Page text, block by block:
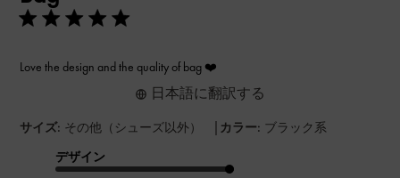
Love the design and the quality of bag ❤️
サイズ: その他（シューズ以外） | カラー: ブラック系
デザイン
日本語に翻訳する